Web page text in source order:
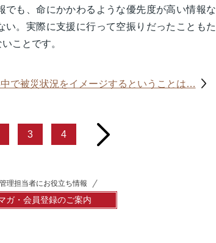
でも、命にかかわるような優先度が高い情報な
い。実際に支援に行って空振りだったこともた
ことです。
で被災状況をイメージするということは…
3 4 next
理担当者にお役立ち情報
ガ・会員登録のご案内